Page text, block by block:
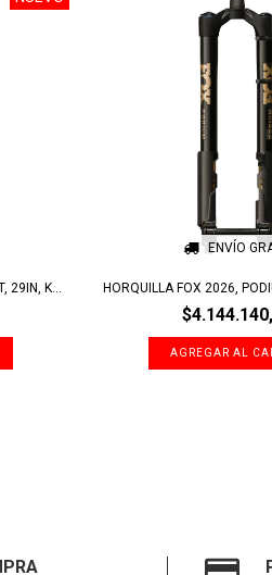
29IN, K...
ENVÍO
HORQUILLA FOX 2026,